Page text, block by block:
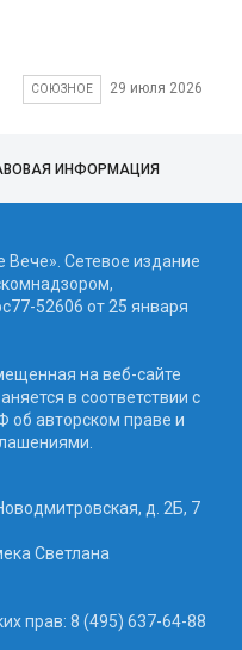
СОЮЗНОЕ 29 июля 2026
ИНФОРМАЦИЯ
Сетевое издание
52606 от 25 января
на веб-сайте
в соответствии с
об авторском праве и
д. 2Б, 7
Светлана
прав: 8 (495) 637-64-88